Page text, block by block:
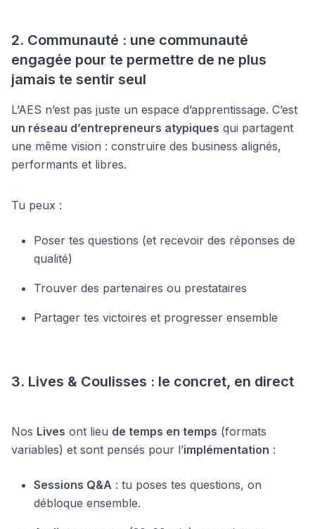
2. Communauté : une communauté
engagée pour te permettre de ne plus
jamais te sentir seul
L’AES n’est pas juste un espace d’apprentissage. C’est
un réseau d’entrepreneurs atypiques qui partagent
une même vision : construire des business alignés,
performants et libres.
Tu peux :
Poser tes questions (et recevoir des réponses de
qualité)
Trouver des partenaires ou prestataires
Partager tes victoires et progresser ensemble
3. Lives & Coulisses : le concret, en direct
Nos Lives ont lieu de temps en temps (formats
variables) et sont pensés pour l’implémentation :
Sessions Q&A : tu poses tes questions, on
débloque ensemble.